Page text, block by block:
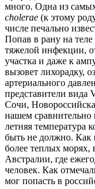
много. Одна из
cholerae (к этому
числе печально
Попав в рану на
тяжелой инфекции,
участка и даже к
вызовет лихорадку,
артериального
представители вида
Сочи,
нашем сравнительно
летняя температура
быть не должно. Как
более теплых
Австралии, где
человек. Как
мог попасть в